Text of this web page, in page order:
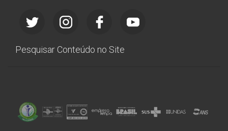
Pesquisar Conteúdo no Site